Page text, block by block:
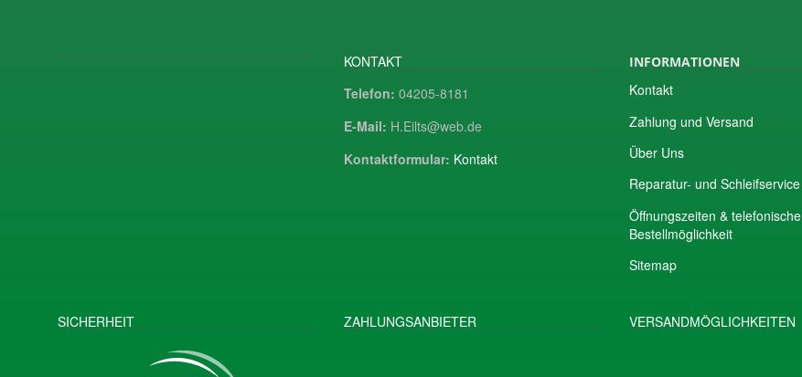
KONTAKT
Telefon: 04205-8181
E-Mail: H.Eilts@web.de
Kontaktformular: Kontakt
INFORMATIONEN
Kontakt
Zahlung und Versand
Über Uns
Reparatur- und Schleifservice
Öffnungszeiten & telefonische
Bestellmöglichkeit
Sitemap
SICHERHEIT ZAHLUNGSANBIETER VERSANDMÖGLICHKEITEN